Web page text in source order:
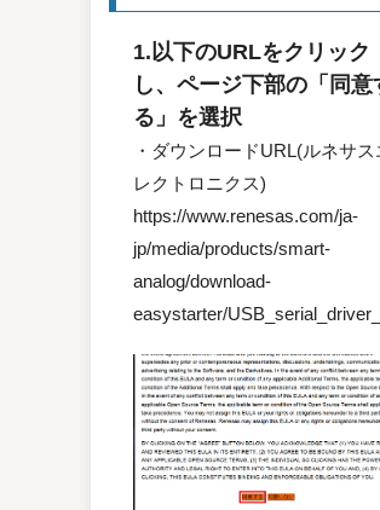
1.以下のURLをクリック
し、ページ下部の「同意
る」を選択
・ダウンロードURL(ルネサス
レクトロニクス)
https://www.renesas.com/ja-
jp/media/products/smart-
analog/download-
easystarter/